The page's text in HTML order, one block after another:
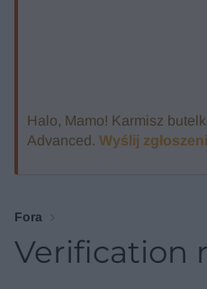
Halo, Mamo! Karmisz
Advanced. Wyślij
Fora
Verification